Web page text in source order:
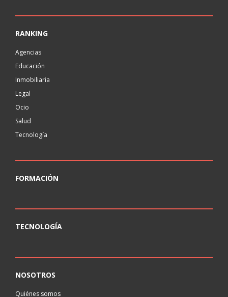
RANKING
Agencias
Educación
Inmobiliaria
Legal
Ocio
Salud
Tecnología
FORMACIÓN
TECNOLOGÍA
NOSOTROS
Quiénes somos